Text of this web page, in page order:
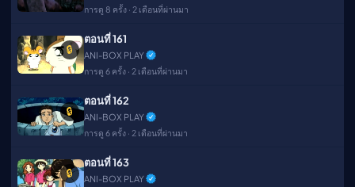
การดู 8 ครั้ง · 2 เดือนที่ผ่านมา
🔒
ตอนที่ 161
ANI-BOX PLAY
การดู 6 ครั้ง · 2 เดือนที่ผ่านมา
🔒
ตอนที่ 162
ANI-BOX PLAY
การดู 6 ครั้ง · 2 เดือนที่ผ่านมา
🔒
ตอนที่ 163
ANI-BOX PLAY